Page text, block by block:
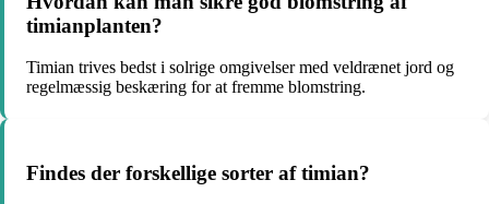
timianplanten?
Timian trives bedst i solrige omgivelser med veldrænet jord og
regelmæssig beskæring for at fremme blomstring.
Findes der forskellige sorter af timian?